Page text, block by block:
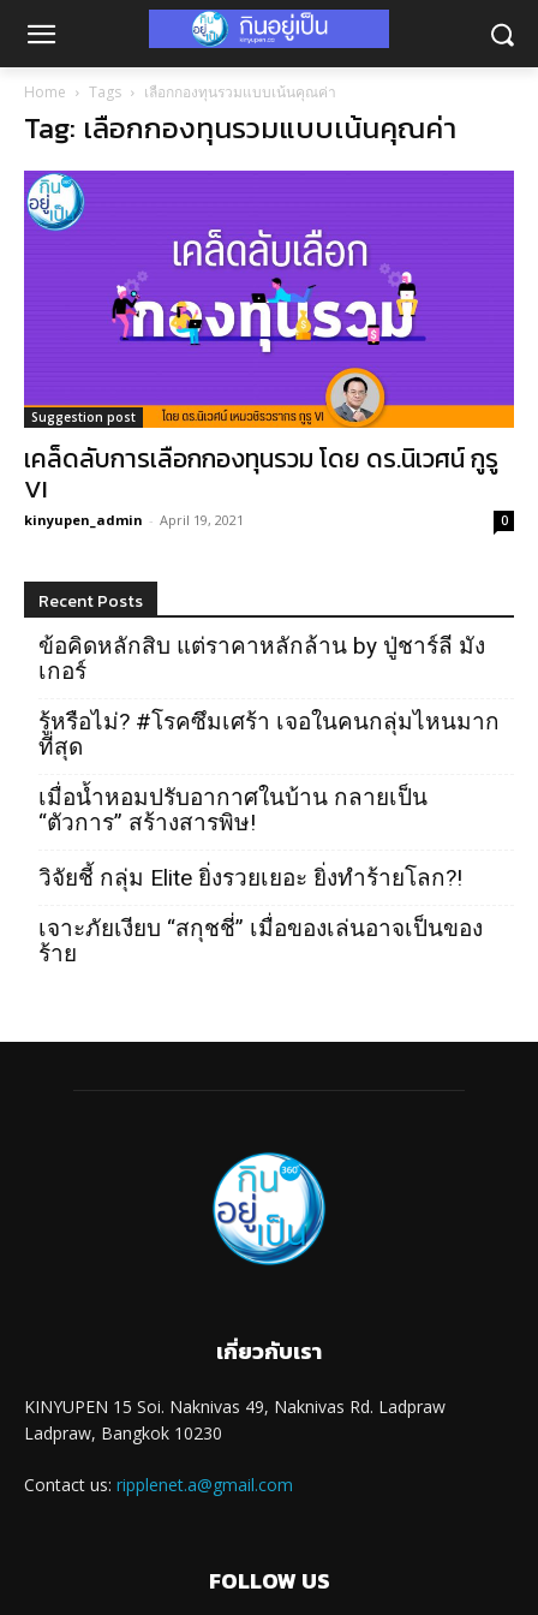
Home Tags เลือกกองทุนรวมแบบเน้นคุณค่า
Tag: เลือกกองทุนรวมแบบเน้นคุณค่า
Suggestion post
เคล็ดลับการเลือกกองทุนรวม โดย ดร.นิเวศน์ กูรู
VI
kinyupen_admin - April 19, 2021 0
Recent Posts
ข้อคิดหลักสิบ แต่ราคาหลักล้าน by ปู่ชาร์ลี มัง
เกอร์
รู้หรือไม่? #โรคซึมเศร้า เจอในคนกลุ่มไหนมาก
ที่สุด
เมื่อน้ำหอมปรับอากาศในบ้าน กลายเป็น
“ตัวการ” สร้างสารพิษ!
วิจัยชี้ กลุ่ม Elite ยิ่งรวยเยอะ ยิ่งทำร้ายโลก?!
เจาะภัยเงียบ “สกุชชี่” เมื่อของเล่นอาจเป็นของ
ร้าย
เกี่ยวกับเรา
KINYUPEN 15 Soi. Naknivas 49, Naknivas Rd. Ladpraw
Ladpraw, Bangkok 10230
Contact us: ripplenet.a@gmail.com
FOLLOW US